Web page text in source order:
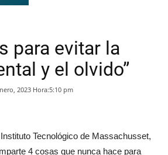
para evitar la
y el olvido”
2023 Hora:5:10 pm
Tecnológico de Massachusset,
4 cosas que nunca hace para